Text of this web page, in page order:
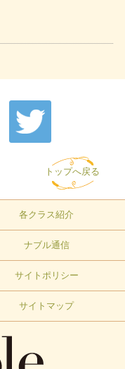
トップへ戻る
各クラス紹介
ナブル通信
サイトポリシー
サイトマップ